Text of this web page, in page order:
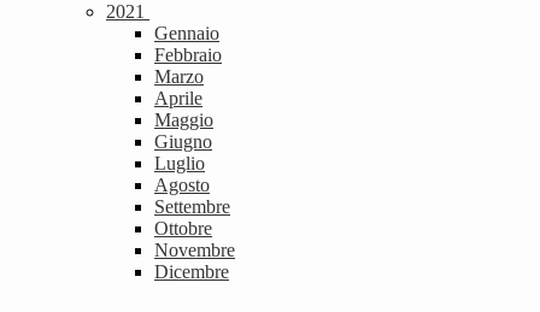
2021
Gennaio
Febbraio
Marzo
Aprile
Maggio
Giugno
Luglio
Agosto
Settembre
Ottobre
Novembre
Dicembre